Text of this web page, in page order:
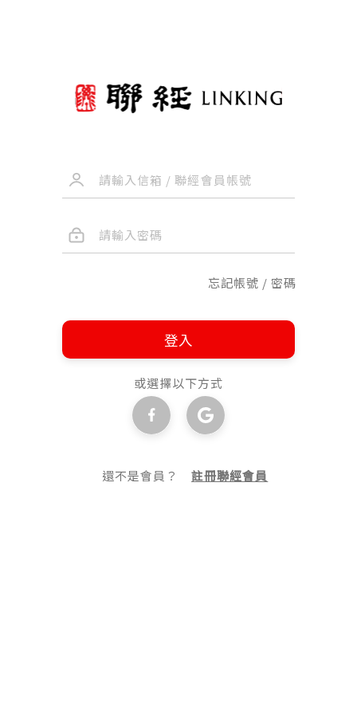
忘記帳號 / 密碼
登入
或選擇以下方式
還不是會員？註冊聯經會員